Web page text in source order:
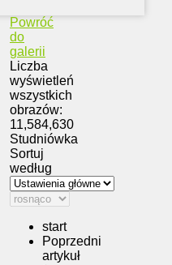
Powróć
do
galerii
Liczba
wyświetleń
wszystkich
obrazów:
11,584,630
Studniówka
Sortuj
według
start
Poprzedni
artykuł